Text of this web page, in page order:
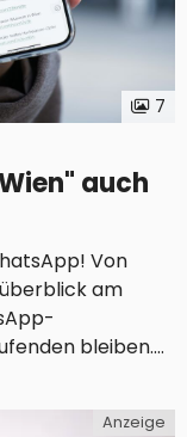
7
auch
Von
am
bleiben.
Anzeige